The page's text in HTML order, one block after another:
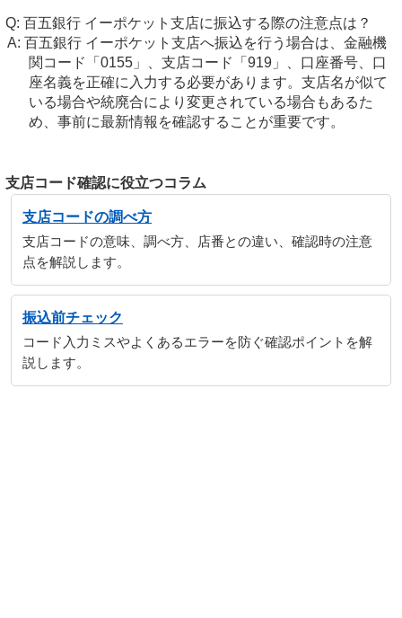
百五銀行 イーポケット支店に振込する際の注意点は？
百五銀行 イーポケット支店へ振込を行う場合は、金融機
関コード「0155」、支店コード「919」、口座番号、口
座名義を正確に入力する必要があります。支店名が似て
いる場合や統廃合により変更されている場合もあるた
め、事前に最新情報を確認することが重要です。
支店コード確認に役立つコラム
支店コードの調べ方
支店コードの意味、調べ方、店番との違い、確認時の注意
点を解説します。
振込前チェック
コード入力ミスやよくあるエラーを防ぐ確認ポイントを解
説します。